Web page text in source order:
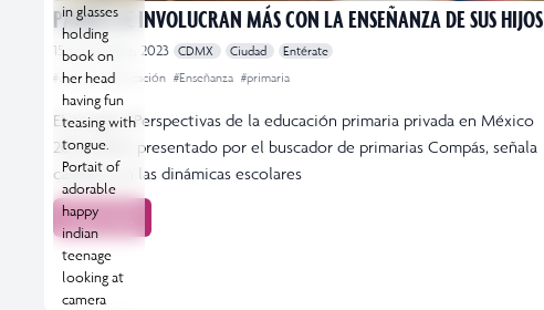
PADRES SE INVOLUCRAN MÁS CON LA ENSEÑANZA DE SUS HIJOS
15 noviembre, 2023 CDMX Ciudad
Entérate
#compás #Educación #Enseñanza #primaria
El estudio “Perspectivas de la educación primaria privada en México
2023-2024”, presentado por el buscador de primarias Compás, señala
cambios en las dinámicas escolares
Leer más
in glasses
holding
book on
her head
having fun
teasing with
tongue.
Portait of
adorable
happy
indian
teenage
looking at
camera